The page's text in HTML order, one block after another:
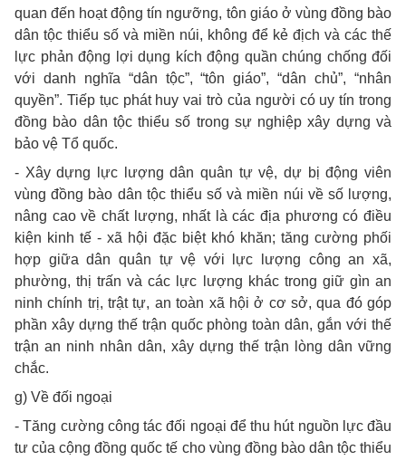
quan đến hoạt động tín ngưỡng, tôn giáo ở vùng đồng bào
dân tộc thiểu số và miền núi, không để kẻ địch và các thế
lực phản động lợi dụng kích động quần chúng chống đối
với danh nghĩa “dân tộc”, “tôn giáo”, “dân chủ”, “nhân
quyền”. Tiếp tục phát huy vai trò của người có uy tín trong
đồng bào dân tộc thiểu số trong sự nghiệp xây dựng và
bảo vệ Tổ quốc.
- Xây dựng lực lượng dân quân tự vệ, dự bị động viên
vùng đồng bào dân tộc thiểu số và miền núi về số lượng,
nâng cao về chất lượng, nhất là các địa phương có điều
kiện kinh tế - xã hội đặc biệt khó khăn; tăng cường phối
hợp giữa dân quân tự vệ với lực lượng công an xã,
phường, thị trấn và các lực lượng khác trong giữ gìn an
ninh chính trị, trật tự, an toàn xã hội ở cơ sở, qua đó góp
phần xây dựng thế trận quốc phòng toàn dân, gắn với thế
trận an ninh nhân dân, xây dựng thế trận lòng dân vững
chắc.
g) Về đối ngoại
- Tăng cường công tác đối ngoại để thu hút nguồn lực đầu
tư của cộng đồng quốc tế cho vùng đồng bào dân tộc thiểu